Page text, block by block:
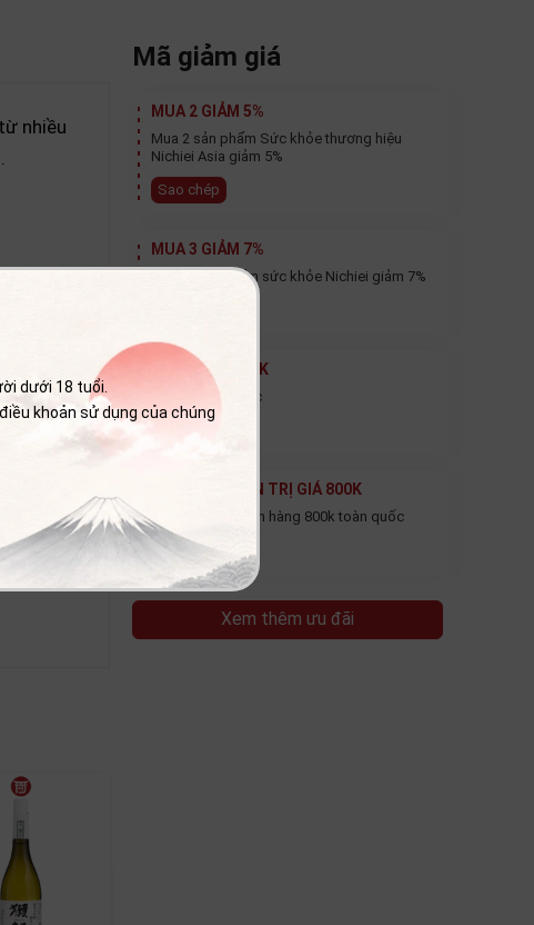
nhiều
từ năm
Mã giảm giá
MUA 2 GIẢM 5%
Mua 2 sản phẩm Sức khỏe thương hiệu
Nichiei Asia giảm 5%
Sao chép
MUA 3 GIẢM 7%
Mua 3 Sản phẩm sức khỏe Nichiei giảm 7%
GIẢM THÊM 20K
Thanh toán trước
FREE SHIP ĐƠN TRỊ GIÁ 800K
Miễn phí ship đơn hàng 800k toàn quốc
Sao chép
Xem thêm ưu đãi
dưới 18 tuổi.
khoản sử dụng của chúng